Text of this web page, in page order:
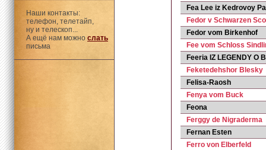
Наши контакты:
телефон, телетайп,
ну и телескоп...
А ещё нам можно слать
письма
Fea Lee iz Kedrovoy
Fedor v Schwarzen
Fedor vom Birkenhof
Fee vom Schloss
Feeria IZ LEGENDY O
Feketedehshor Blesky
Felisa-Raosh
Fenya vom Buck
Feona
Ferggy de Nigraderma
Fernan Esten
Ferro von Elberfeld